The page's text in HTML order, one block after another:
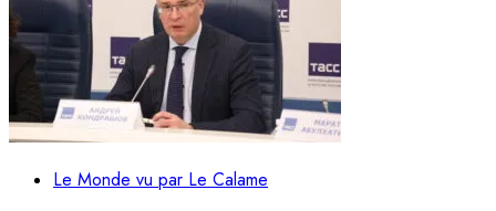
Le Monde vu par Le Calame